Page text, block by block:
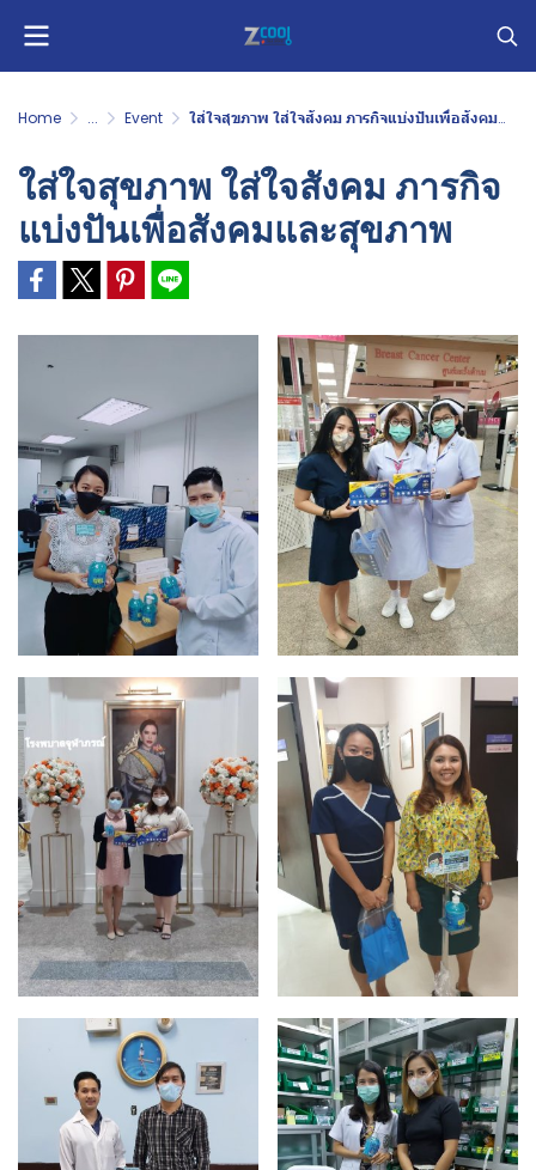
Home ... Event ใส่ใจสุขภาพ ใส่ใจสังคม ภารกิจแบ่งปันเพื่อสังคมและสุขภาพ
ใส่ใจสุขภาพ ใส่ใจสังคม ภารกิจ
แบ่งปันเพื่อสังคมและสุขภาพ